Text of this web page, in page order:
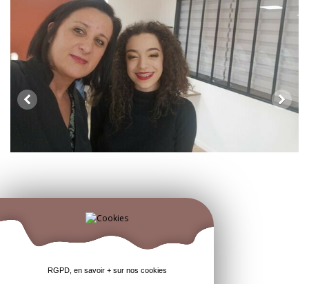
RGPD, en savoir + sur nos cookies